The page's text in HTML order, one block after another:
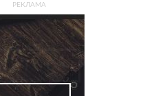
РЕКЛАМА